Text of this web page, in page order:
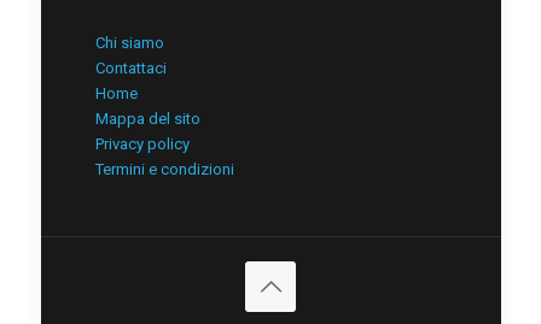
Chi siamo
Contattaci
Home
Mappa del sito
Privacy policy
Termini e condizioni